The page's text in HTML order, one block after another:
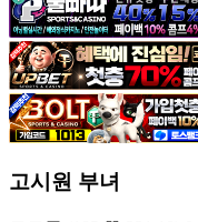
고시원 부녀